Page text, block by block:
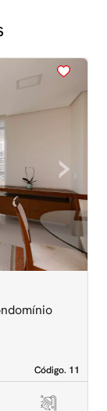
›Next
Código. 11
Código. 11